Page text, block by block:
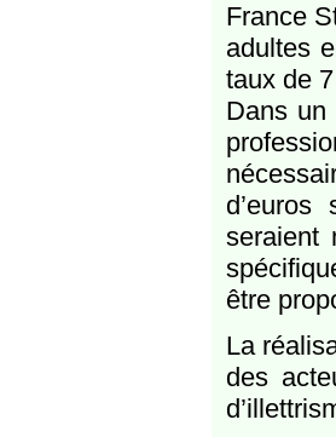
France
adultes
taux de
Dans un
seraient
être
La
des